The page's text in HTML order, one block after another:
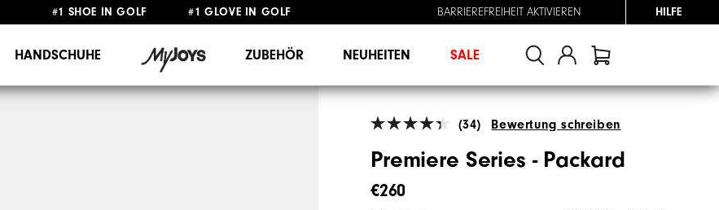
#1 SHOE IN GOLF #1 GLOVE IN GOLF
BARRIEREFREIHEIT AKTIVIEREN HILFE
HANDSCHUHE ZUBEHÖR NEUHEITEN SALE
(34) Bewertung schreiben
Premiere Series - Packard
€260